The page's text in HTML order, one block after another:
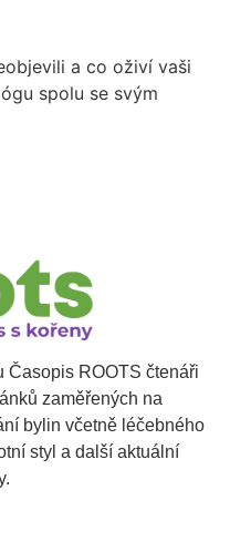
a co oživí vaši
spolu se svým
Časopis ROOTS čtenáři
zaměřených na
bylin včetně léčebného
styl a další aktuální